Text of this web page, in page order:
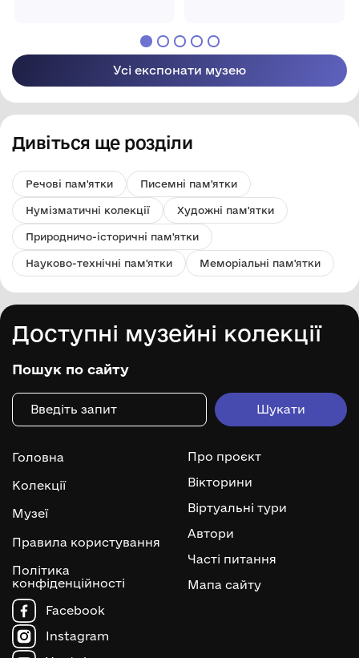
краєзнавчий музей"
краєзнавчий музей"
Усі експонати музею
Дивіться ще розділи
Речові пам'ятки Писемні пам'ятки
Нумізматичні колекції Художні пам'ятки
Природничо-історичні пам'ятки
Науково-технічні пам'ятки Меморіальні пам'ятки
Доступні музейні колекції
Пошук по сайту
Головна
Колекції
Музеї
Правила користування
Політика
конфіденційності
Про проєкт
Вікторини
Віртуальні тури
Автори
Часті питання
Мапа сайту
Facebook
Instagram